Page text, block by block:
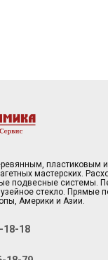
пластиковым
мастерских.
подвесные системы.
стекло. Прямые
Америки и Азии.
18-18